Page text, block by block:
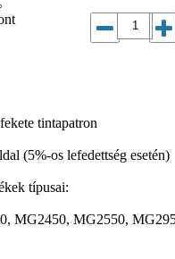
tintapatron
(5%-os lefedettség esetén)
típusai:
MG2450, MG2550,